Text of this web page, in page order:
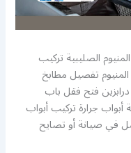
الصليبية تركيب
تفصيل مطابخ
فتح فقل باب
أبواب جرارة تركيب أبواب
الأفضل في صيانة أو تصايح